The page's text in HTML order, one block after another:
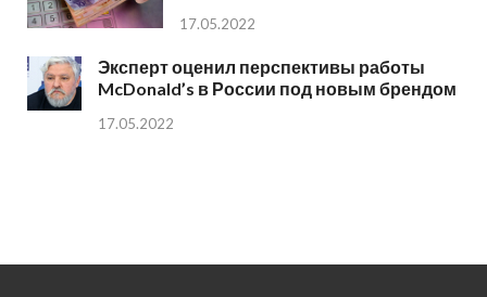
17.05.2022
Эксперт оценил перспективы работы
McDonald’s в России под новым брендом
17.05.2022